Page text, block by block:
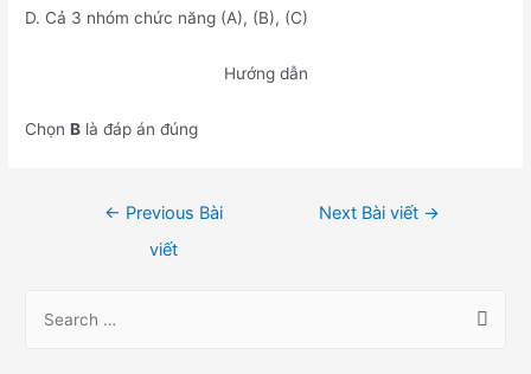
D. Cả 3 nhóm chức năng (A), (B), (C)
Hướng dẫn
ChọnB là đáp án đúng
← Previous Bài
viết
Next Bài viết →